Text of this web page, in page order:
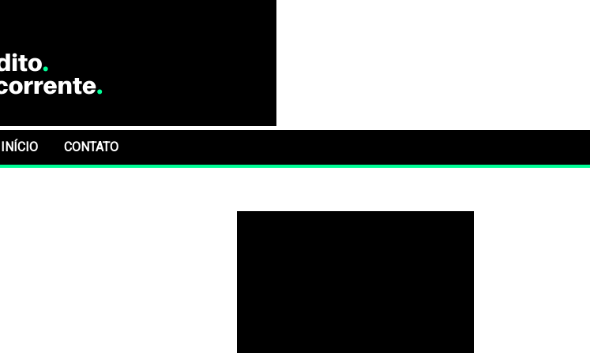
INÍCIO CONTATO